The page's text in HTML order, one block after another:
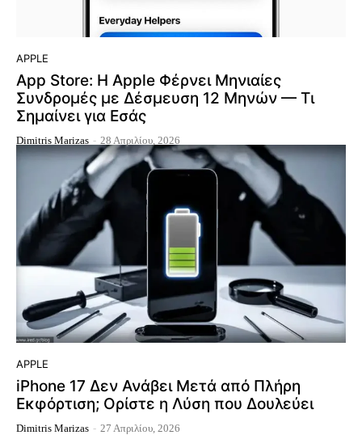
APPLE
App Store: Η Apple Φέρνει Μηνιαίες
Συνδρομές με Δέσμευση 12 Μηνών — Τι
Σημαίνει για Εσάς
Dimitris Marizas - 28 Απριλίου, 2026
APPLE
iPhone 17 Δεν Ανάβει Μετά από Πλήρη
Εκφόρτιση; Ορίστε η Λύση που Δουλεύει
Dimitris Marizas - 27 Απριλίου, 2026